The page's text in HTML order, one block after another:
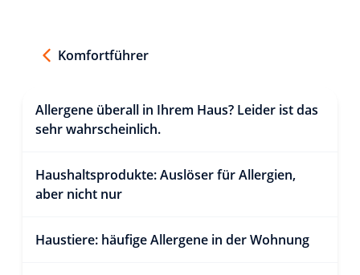
Komfortführer
Allergene überall in Ihrem Haus? Leider ist das
sehr wahrscheinlich.
Haushaltsprodukte: Auslöser für Allergien,
aber nicht nur
Haustiere: häufige Allergene in der Wohnung